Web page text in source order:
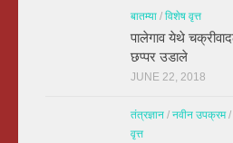
बातम्या / विशेष वृत्त
पालेगाव येथे
छप्पर उडाले
JUNE 22, 2018
तंत्रज्ञान / नवीन उपक्रम/
वृत्त